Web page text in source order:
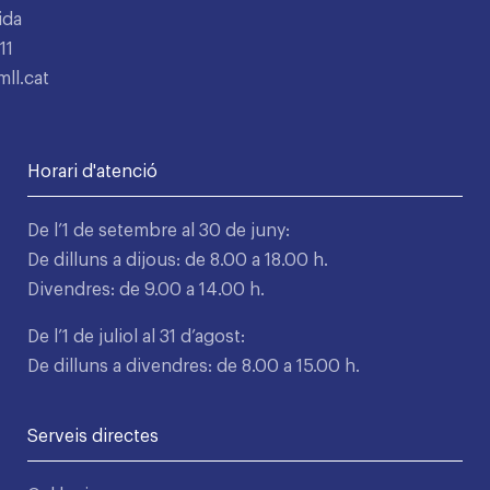
Horari d'atenció
De l’1 de setembre al 30 de juny:
De dilluns a dijous: de 8.00 a 18.00 h.
Divendres: de 9.00 a 14.00 h.
De l’1 de juliol al 31 d’agost:
De dilluns a divendres: de 8.00 a 15.00 h.
Serveis directes